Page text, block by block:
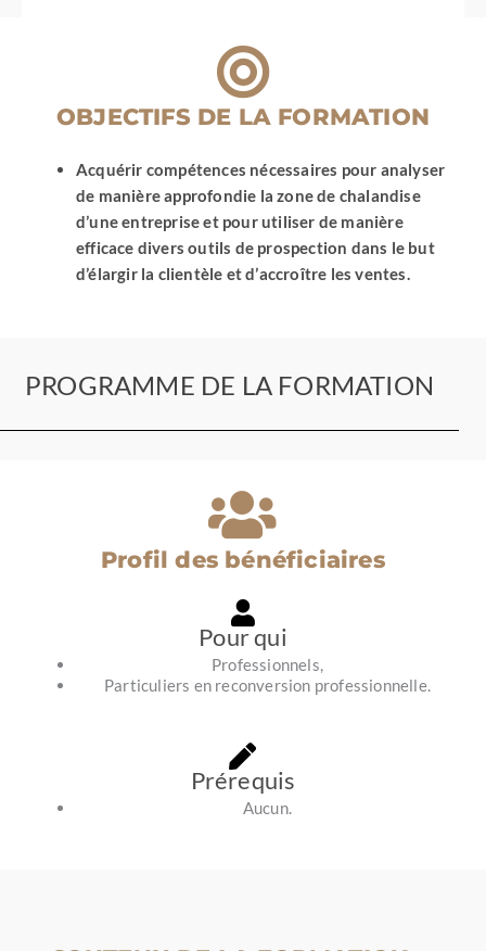
OBJECTIFS DE LA FORMATION
Acquérir compétences nécessaires pour analyser
de manière approfondie la zone de chalandise
d’une entreprise et pour utiliser de manière
efficace divers outils de prospection dans le but
d’élargir la clientèle et d’accroître les ventes.
PROGRAMME DE LA FORMATION
Profil des bénéficiaires
Pour qui
Professionnels,
Particuliers en reconversion professionnelle.
Prérequis
Aucun.